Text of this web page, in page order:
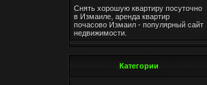
Снять хорошую квартиру посуточно
в Измаиле, аренда квартир
почасово Измаил- популярный сайт
недвижимости.
Категории